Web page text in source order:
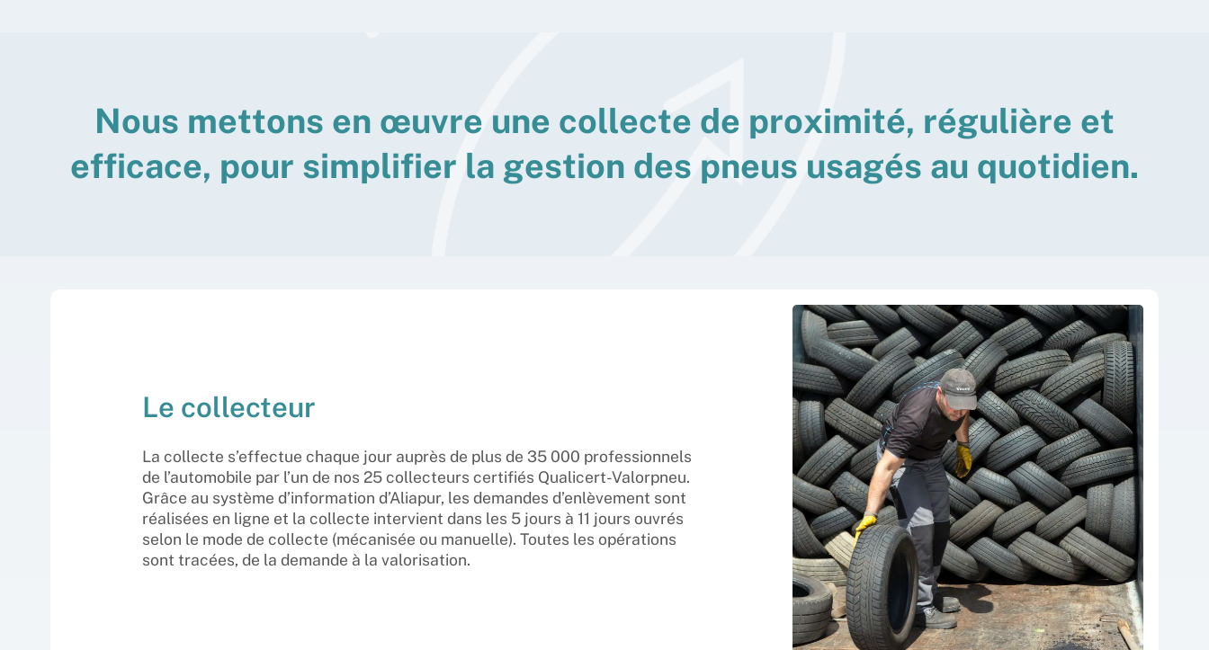
Nous mettons en œuvre une collecte de proximité, régulière et
efficace, pour simplifier la gestion des pneus usagés au quotidien.
Le collecteur
La collecte s’effectue chaque jour auprès de plus de 35 000 professionnels
de l’automobile par l’un de nos 25 collecteurs certifiés Qualicert-Valorpneu.
Grâce au système d’information d’Aliapur, les demandes d’enlèvement sont
réalisées en ligne et la collecte intervient dans les 5 jours à 11 jours ouvrés
selon le mode de collecte (mécanisée ou manuelle). Toutes les opérations
sont tracées, de la demande à la valorisation.